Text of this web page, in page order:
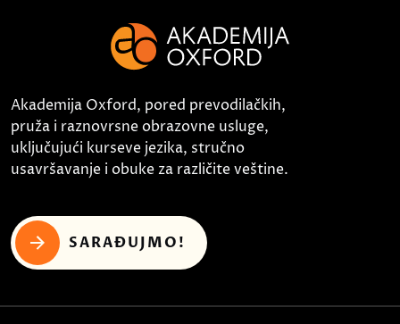
Akademija Oxford, pored prevodilačkih,
pruža i raznovrsne obrazovne usluge,
uključujući kurseve jezika, stručno
usavršavanje i obuke za različite veštine.
SARAĐUJMO!